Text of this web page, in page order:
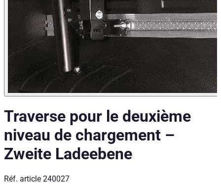
Traverse pour le deuxième
niveau de chargement –
Zweite Ladeebene
Réf. article 240027